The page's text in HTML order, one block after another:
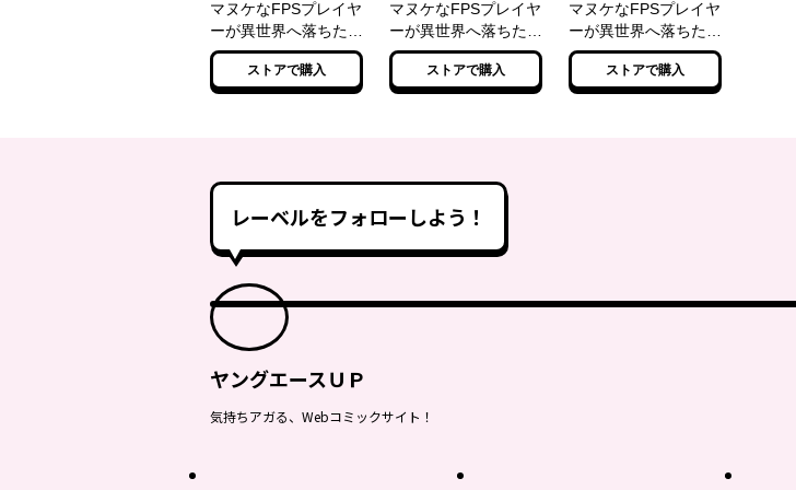
マヌケなFPSプレイヤ
ーが異世界へ落ちた場
合
ストアで購入
マヌケなFPSプレイヤ
ーが異世界へ落ちた場
合 2
ストアで購入
マヌケなFPSプレイヤ
ーが異世界へ落ちた場
合 3
ストアで購入
レーベルをフォローしよう！
ヤングエースＵＰ
気持ちアガる、Webコミックサイト！